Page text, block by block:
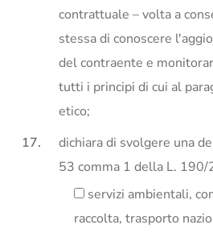
contrattuale – volta a
stessa di conoscere
del contraente e
tutti i principi di cui al
etico;
dichiara di svolgere una
53 comma 1 della L.
servizi ambientali,
raccolta, trasporto